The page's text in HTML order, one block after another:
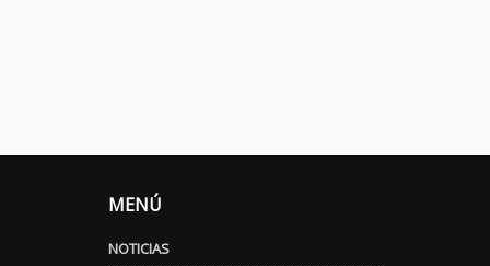
MENÚ
NOTICIAS